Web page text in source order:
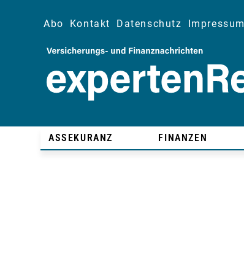
Abo Kontakt Datenschutz Impressum
ASSEKURANZ FINANZEN